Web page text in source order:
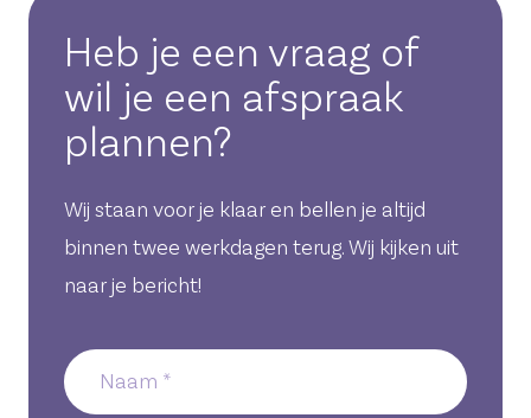
Heb je een vraag of
wil je een afspraak
plannen?
Wij staan voor je klaar en bellen je altijd
binnen twee werkdagen terug. Wij kijken uit
naar je bericht!
Naam